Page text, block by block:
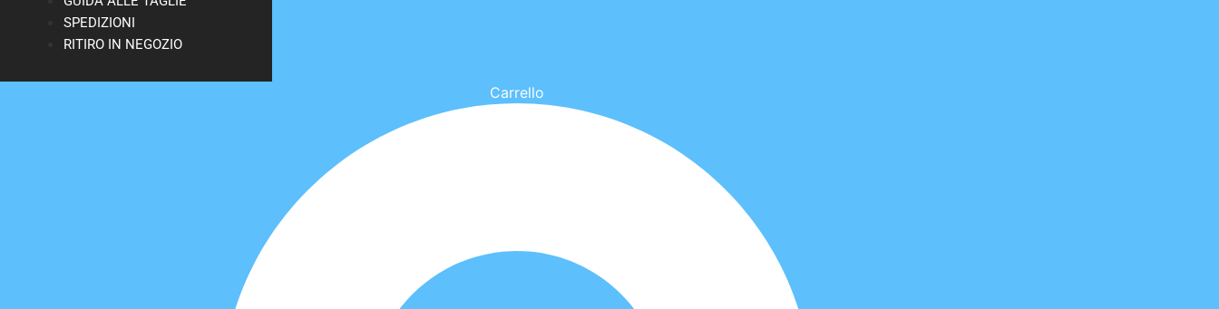
SPEDIZIONI
RITIRO IN NEGOZIO
Carrello